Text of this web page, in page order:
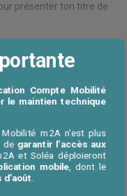
présenter ton titre de
auprès de Soléa.
Compte Mobilité.
FAQ
Compte Mobilité
le maintien technique
Mobilité m2A n'est plus
de garantir l’accès aux
et Soléa déploieront
mobile , dont le